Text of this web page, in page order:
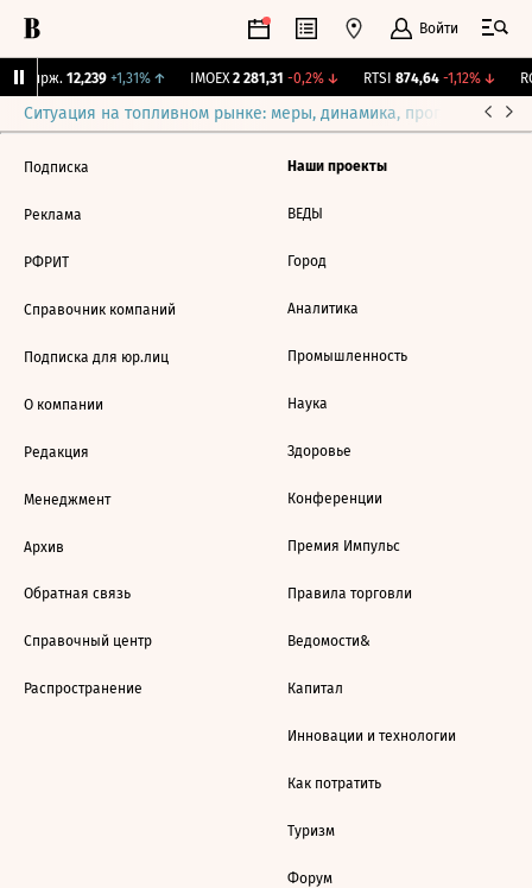
Войти
Бирж. 12,239 +1,31%↑ IMOEX 2 281,31 -0,2%↓ RTSI 874,64 -1,12%↓
Ситуация на топливном рынке: меры, динамика, прогнозы
Подписка
Реклама
РФРИТ
Справочник компаний
Подписка для юр.лиц
О компании
Редакция
Менеджмент
Архив
Обратная связь
Справочный центр
Распространение
Наши проекты
ВЕДЫ
Город
Аналитика
Промышленность
Наука
Здоровье
Конференции
Премия Импульс
Правила торговли
Ведомости&
Капитал
Инновации и технологии
Как потратить
Туризм
Форум